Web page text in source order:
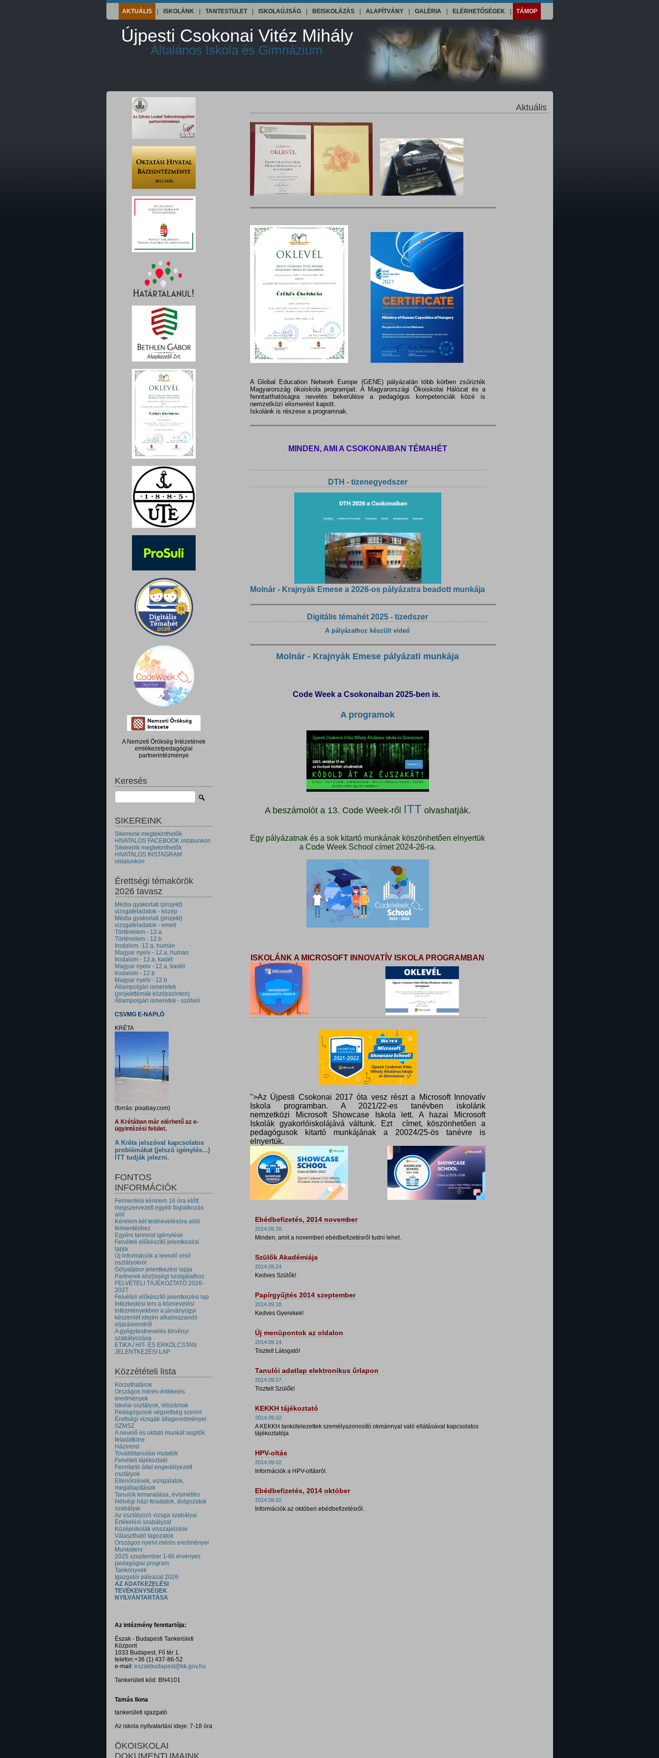
AKTUÁLIS ISKOLÁNK TANTESTÜLET ISKOLAÚJSÁG BEISKOLÁZÁS ALAPÍTVÁNY GALÉRIA ELÉRHETŐSÉGEK TÁMOP
Újpesti Csokonai Vitéz Mihály
Általános Iskola és Gimnázium
A Nemzeti Örökség Intézetének
emlékezetpedagógiai
partnerintézménye
Keresés
SIKEREINK
Sikereink megtekinthetők
HIVATALOS FACEBOOK oldalunkon
Sikereink megtekinthetők
HIVATALOS INSTAGRAM
oldalunkon
Érettségi témakörök
2026 tavasz
Média gyakorlati (projekt)
vizsgafeladatok - közép
Média gyakorlati (projekt)
vizsgafeladatok - emelt
Történelem - 12.a
Történelem - 12.b
Irodalom -12.a, humán
Magyar nyelv - 12.a, humán
Irodalom - 12.a, kadét
Magyar nyelv - 12.a, kadét
Irodalom - 12.b
Magyar nyelv - 12.b
Állampolgári ismeretek
(projekttémák középszinten)
Állampolgári ismeretek - szóbeli
CSVMG E-NAPLÓ
KRÉTA
(forrás: pixabay.com)
A Krétában már elérhető az e-
ügyintézési felület.
A Kréta jelszóval kapcsolatos
problémákat (jelszó igénylés...)
ITT tudják jelezni.
FONTOS
INFORMÁCIÓK
Felmentési kérelem 16 óra előtt
megszervezett egyéb foglalkozás
alól
Kérelem két testnevelésóra alóli
felmentéshez
Egyéni tanrend igénylése
Felvételi előkészítő jelentkezési
lapja
Új információk a leendő első
osztályokról
Gólyatábor jelentkezési lapja
Partnerek közösségi szolgálathoz
FELVÉTELI TÁJÉKOZTATÓ 2026-
2027
Felvételi előkészítő jelentkezési lap
Intézkedési terv a köznevelési
intézményekben a járványügyi
készenlét idején alkalmazandó
eljárásrendről
A gyógytestnevelés törvényi
szabályozása
ETIKA / HIT- ÉS ERKÖLCSTAN
JELENTKEZÉSI LAP
Közzétételi lista
Körzethatárok
Országos mérés-értékelés
eredmények
Iskolai osztályok, létszámok
Pedagógusok végzettség szerint
Érettségi vizsgák átlageredményei
SZMSZ
A nevelő és oktató munkát segitők
feladatköre
Házirend
Továbbtanulási mutatók
Felvételi tájékoztató
Fenntartó által engedélyezett
osztályok
Ellenőrzések, vizsgálatok,
megállapítások
Tanulók kimaradása, évismétlés
Hétvégi házi feladatok, dolgozatok
szabályai
Az osztályozó vizsga szabályai
Értékelési szabályzat
Középiskolák visszajelzése
Választható tagozatok
Országos nyelvi mérés eredményei
Munkaterv
2025 szeptember 1-től érvényes
pedagógiai program
Tankönyvek
Igazgatói pályázat 2026
AZ ADATKEZELÉSI
TEVÉKENYSÉGEK
NYILVÁNTARTÁSA
Az intézmény fenntartója:
Észak - Budapesti Tankerületi
Központ
1033 Budapest, Fő tér 1.
telefon:+36 (1) 437-86-52
e-mail: eszakbudapest@kk.gov.hu
Tankerületi kód: BN4101
Tamás Ilona
tankerületi igazgató
Az iskola nyitvatartási ideje: 7-18 óra
ÖKOISKOLAI
DOKUMENTUMAINK
Aktuális
A Global Education Network Europe (GENE) pályázatán több körben zsűrizték
Magyarország ökoiskola programjait. A Magyarországi Ökoiskolai Hálózat és a
fenntarthatóságra nevelés bekerülése a pedagógus kompetenciák közé is
nemzetközi elismerést kapott.
Iskolánk is részese a programnak.
MINDEN, AMI A CSOKONAIBAN TÉMAHÉT
DTH - tizenegyedszer
Molnár - Krajnyák Emese a 2026-os pályázatra beadott munkája
Digitális témahét 2025 - tizedszer
A pályázathoz készült videó
Molnár - Krajnyák Emese pályázati munkája
Code Week a Csokonaiban 2025-ben is.
A programok
A beszámolót a 13. Code Week-ről ITT olvashatják.
Egy pályázatnak és a sok kitartó munkának köszönhetően elnyertük
a Code Week School címet 2024-26-ra.
ISKOLÁNK A MICROSOFT INNOVATÍV ISKOLA PROGRAMBAN
">Az Újpesti Csokonai 2017 óta vesz részt a Microsoft Innovatív
Iskola programban. A 2021/22-es tanévben iskolánk
nemzetközi Microsoft Showcase Iskola lett. A hazai Microsoft
Iskolák gyakorlóiskolájává váltunk. Ezt címet, köszönhetően a
pedagógusok kitartó munkájának a 20024/25-ös tanévre is
elnyertük.
Ebédbefizetés, 2014 november
2014.09.30.
Minden, amit a novemberi ebédbefizetésről tudni lehet.
Szülők Akadémiája
2014.09.24.
Kedves Szülők!
Papírgyűjtés 2014 szeptember
2014.09.18.
Kedves Gyerekek!
Új menüpontok az oldalon
2014.09.14.
Tisztelt Látogató!
Tanulói adatlap elektronikus űrlapon
2014.09.07.
Tisztelt Szülők!
KEKKH tájékoztató
2014.09.02.
A KEKKH tankötelezettek személyazonosító okmánnyal való ellátásával kapcsolatos
tájékoztatója
HPV-oltás
2014.09.02.
Információk a HPV-oltásról.
Ebédbefizetés, 2014 október
2014.09.02.
Információk az októberi ebédbefizetésről.